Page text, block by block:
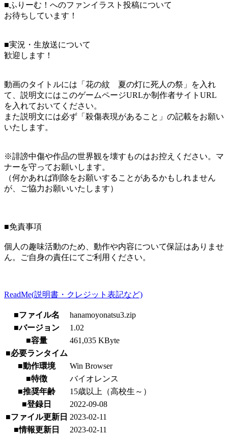
■ふりーむ！へのファンイラスト投稿について
お待ちしています！
■実況・生放送について
歓迎します！
動画のタイトルには「花の紋 夏の灯に死人の祭」を入れ
て、説明文にはこのゲームページURLか制作者サイトURL
を入れておいてください。
また説明文には必ず「殺傷表現があること」の記載をお願い
いたします。
※誹謗中傷や作品の世界観を壊すものはお控えください。マ
ナーを守ってお願いします。
（何かあれば削除をお願いすることがあるかもしれません
が、ご協力お願いいたします）
■免責事項
個人の趣味活動のため、動作や内容について保証はありませ
ん。ご自身の責任にてご利用ください。
ReadMe(説明書・クレジット表記など)
■ファイル名
hanamoyonatsu3.zip
■バージョン
1.02
■容量
461,035 KByte
■必要ランタイム
■動作環境
Win Browser
■特徴
バイオレンス
■推奨年齢
15歳以上（高校生～）
■登録日
2022-09-08
■ファイル更新日 2023-02-11
■情報更新日
2023-02-11